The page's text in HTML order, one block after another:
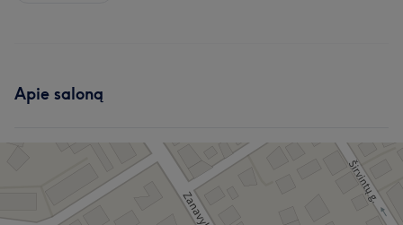
Apie saloną